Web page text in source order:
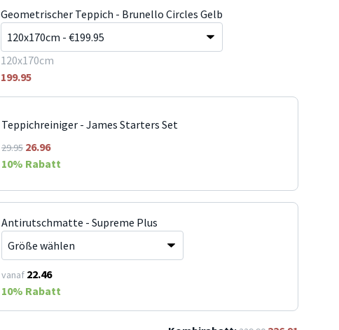
Geometrischer Teppich - Brunello Circles Gelb
120x170cm
199.95
Teppichreiniger - James Starters Set
29.95 26.96
10% Rabatt
Antirutschmatte - Supreme Plus
vanaf 22.46
10% Rabatt